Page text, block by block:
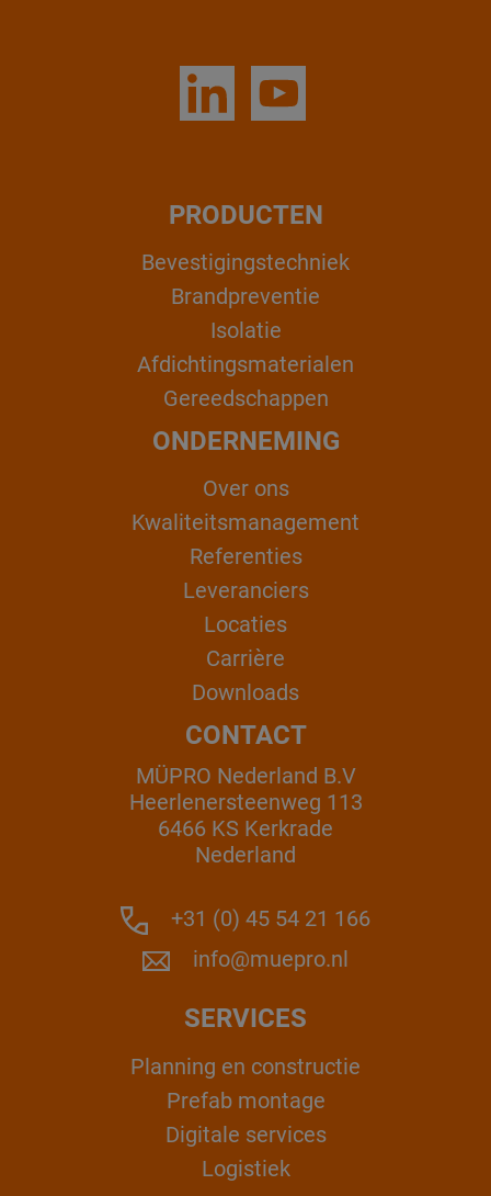
PRODUCTEN
Bevestigingstechniek
Brandpreventie
Isolatie
Afdichtingsmaterialen
Gereedschappen
ONDERNEMING
Over ons
Kwaliteitsmanagement
Referenties
Leveranciers
Locaties
Carrière
Downloads
CONTACT
MÜPRO Nederland B.V
Heerlenersteenweg 113
6466 KS Kerkrade
Nederland
+31 (0) 45 54 21 166
info@muepro.nl
SERVICES
Planning en constructie
Prefab montage
Digitale services
Logistiek